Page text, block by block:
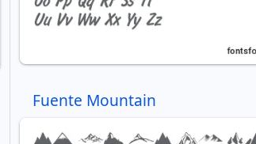
Fuente Mountain